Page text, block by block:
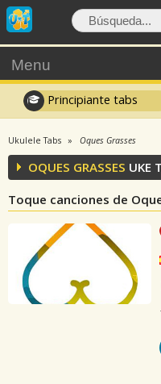
Menu
Principiante tabs
Ukulele Tabs Oques Grasses
OQUES GRASSES UKE
Toque canciones de